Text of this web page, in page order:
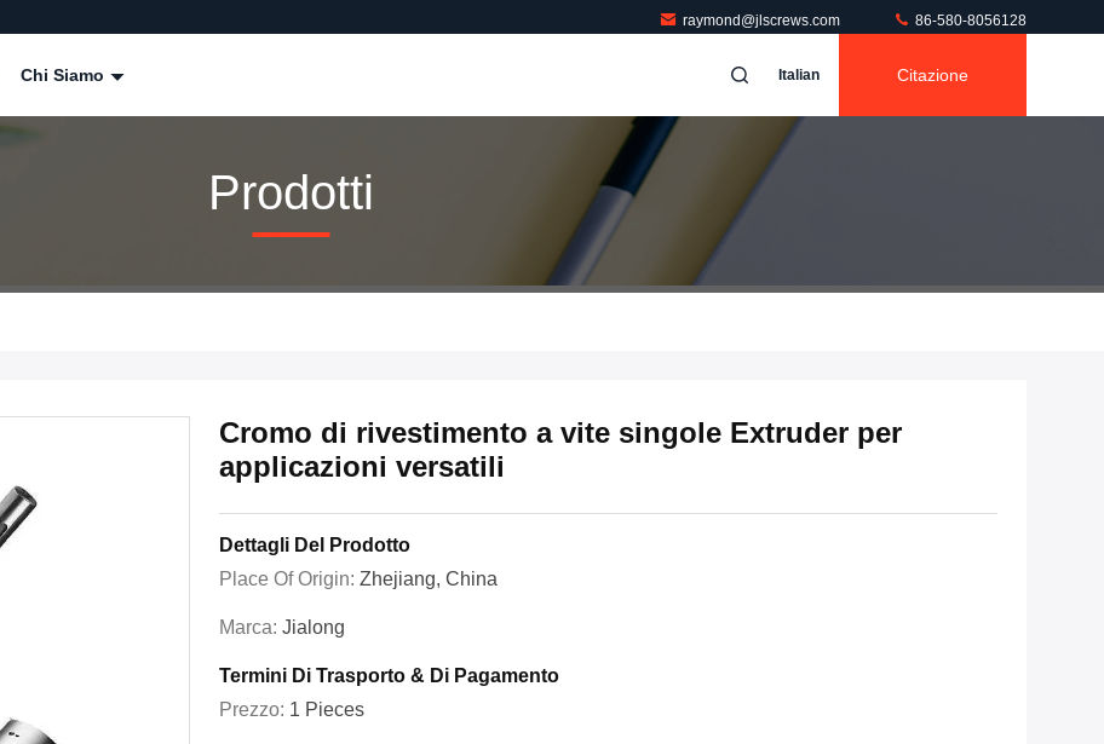
raymond@jlscrews.com 86-580-8056128
Chi Siamo Italian Citazione
Prodotti
Cromo di rivestimento a vite singole Extruder per
applicazioni versatili
Dettagli Del Prodotto
Place Of Origin: Zhejiang, China
Marca: Jialong
Termini Di Trasporto & Di Pagamento
Prezzo: 1 Pieces